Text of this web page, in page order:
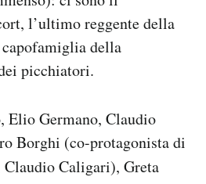
l’ultimo reggente della
della
picchiatori.
Elio Germano, Claudio
Borghi (co-protagonista di
Claudio Caligari), Greta